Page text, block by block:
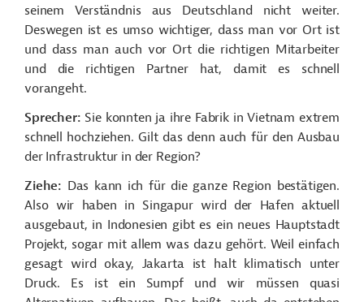
seinem Verständnis aus Deutschland nicht weiter.
Deswegen ist es umso wichtiger, dass man vor Ort ist
und dass man auch vor Ort die richtigen Mitarbeiter
und die richtigen Partner hat, damit es schnell
vorangeht.
Sprecher: Sie konnten ja ihre Fabrik in Vietnam extrem
schnell hochziehen. Gilt das denn auch für den Ausbau
der Infrastruktur in der Region?
Ziehe: Das kann ich für die ganze Region bestätigen.
Also wir haben in Singapur wird der Hafen aktuell
ausgebaut, in Indonesien gibt es ein neues Hauptstadt
Projekt, sogar mit allem was dazu gehört. Weil einfach
gesagt wird okay, Jakarta ist halt klimatisch unter
Druck. Es ist ein Sumpf und wir müssen quasi